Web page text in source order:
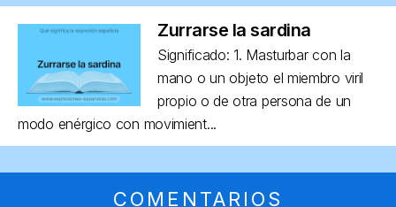
Zurrarse la sardina
Significado: 1. Masturbar con la
mano o un objeto el miembro viril
propio o de otra persona de un
modo enérgico con movimient...
COMENTARIOS